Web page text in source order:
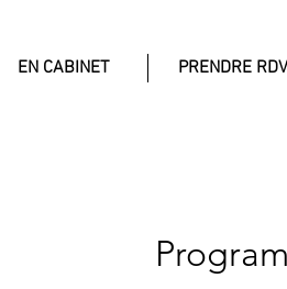
EN CABINET PRENDRE RDV